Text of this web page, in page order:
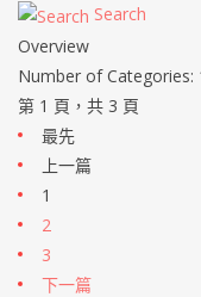
Search
Overview
Number of Categories:
第 1 頁，共 3 頁
最先
上一篇
1
2
3
下一篇